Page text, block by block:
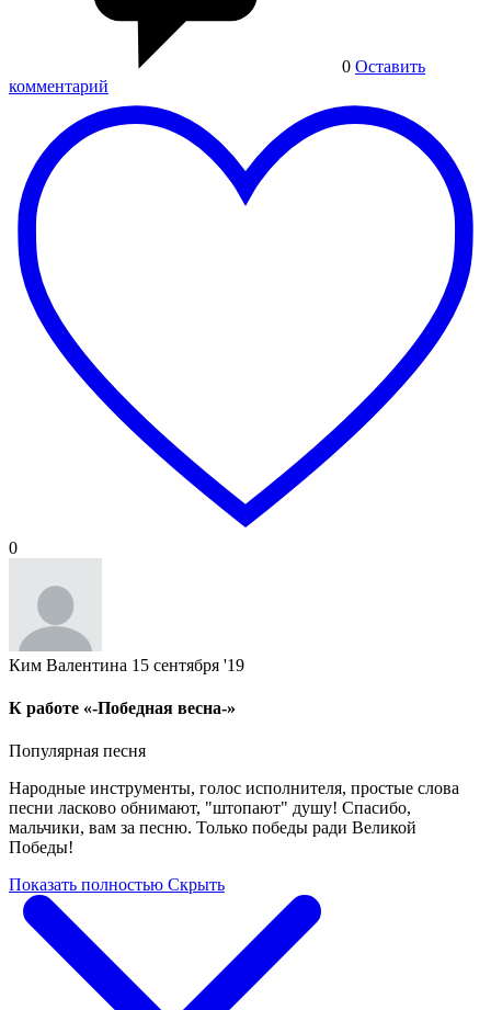
0 Оставить
комментарий
0
Ким Валентина 15 сентября '19
К работе «-Победная весна-»
Популярная песня
Народные инструменты, голос исполнителя, простые слова
песни ласково обнимают, "штопают" душу! Спасибо,
мальчики, вам за песню. Только победы ради Великой
Победы!
Показать полностью Скрыть